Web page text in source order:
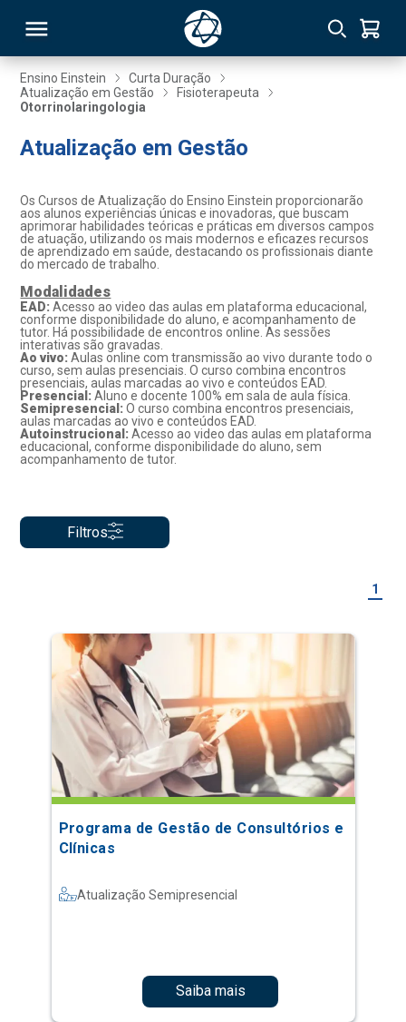
Ensino Einstein
Curta Duração
Atualização em Gestão
Fisioterapeuta
Otorrinolaringologia
Atualização em Gestão
Os Cursos de Atualização do Ensino Einstein proporcionarão
aos alunos experiências únicas e inovadoras, que buscam
aprimorar habilidades teóricas e práticas em diversos campos
de atuação, utilizando os mais modernos e eficazes recursos
de aprendizado em saúde, destacando os profissionais diante
do mercado de trabalho.
Modalidades
EAD:Acesso ao video das aulas em plataforma educacional,
conforme disponibilidade do aluno, e acompanhamento de
tutor. Há possibilidade de encontros online. As sessões
interativas são gravadas.
Ao vivo: Aulas online com transmissão ao vivo durante todo o
curso, sem aulas presenciais. O curso combina encontros
presenciais, aulas marcadas ao vivo e conteúdos EAD.
Presencial:Aluno e docente 100% em sala de aula física.
Semipresencial:O curso combina encontros presenciais,
aulas marcadas ao vivo e conteúdos EAD.
Autoinstrucional:Acesso ao video das aulas em plataforma
educacional, conforme disponibilidade do aluno, sem
acompanhamento de tutor.
Filtros
1
Programa de Gestão de Consultórios e
Clínicas
Atualização Semipresencial
Saiba mais